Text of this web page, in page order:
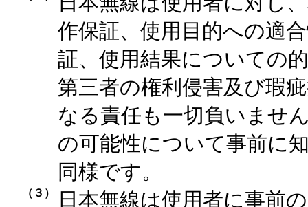
作保証、使用目的への適
証、使用結果についての
第三者の権利侵害及び瑕
なる責任も一切負いませ
の可能性について事前に
同様です。
（３）
日本無線は使用者に事前